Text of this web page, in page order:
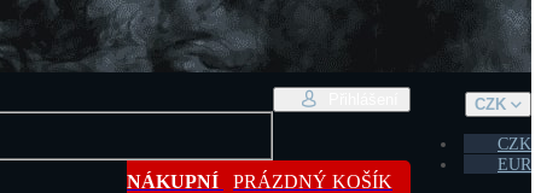
CZK
CZK
EUR
NÁKUPNÍ KOŠÍKPRÁZDNÝ KOŠÍK